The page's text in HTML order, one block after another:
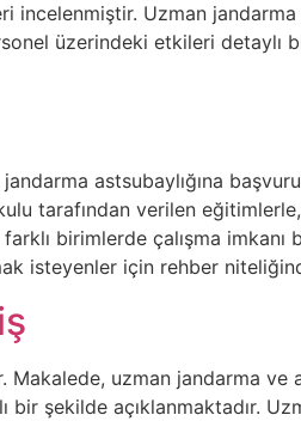
Uzman jandarma
üzerindeki etkileri detaylı
astsubaylığına
tarafından verilen
birimlerde çalışma
isteyenler için rehber
uzman jandarma ve
şekilde açıklanmaktadır.